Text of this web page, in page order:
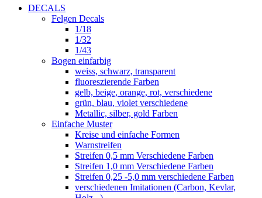
DECALS
Felgen Decals
1/18
1/32
1/43
Bogen einfarbig
weiss, schwarz, transparent
fluoreszierende Farben
gelb, beige, orange, rot, verschiedene
grün, blau, violet verschiedene
Metallic, silber, gold Farben
Einfache Muster
Kreise und einfache Formen
Warnstreifen
Streifen 0,5 mm Verschiedene Farben
Streifen 1,0 mm Verschiedene Farben
Streifen 0,25 -5,0 mm verschiedene Farben
verschiedenen Imitationen (Carbon, Kevlar,